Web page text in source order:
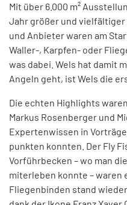
Mit über 6.000 m²
Jahr größer und vielfältiger
und Anbieter waren am
Waller-, Karpfen- oder
was dabei. Wels hat damit
Angeln geht, ist Wels die
Die echten Highlights
Markus Rosenberger und
Expertenwissen in
punkten konnten. Der Fly
Vorführbecken – wo man
miterleben konnte – waren
Fliegenbinden stand